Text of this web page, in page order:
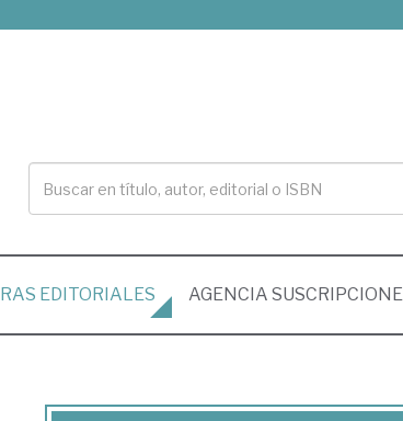
EDITORIALES AGENCIA